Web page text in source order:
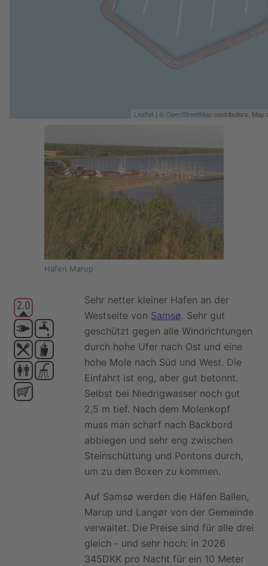
Leaflet | ©OpenStreetMapcontributors,
Hafen Marup
Sehr netter kleiner Hafen an der
Westseite von Samsø. Sehr gut
geschützt gegen alle Windrichtungen
durch hohe Ufer nach Ost und eine
hohe Mole nach Süd und West. Die
Einfahrt ist eng, aber gut betonnt.
Selbst bei Niedrigwasser noch gut
2,5 m tief. Nach dem Molenkopf
muss man scharf nach Backbord
abbiegen und sehr eng zwischen
Steinschüttung und Pontons durch,
um zu den Boxen zu kommen.
Auf Samsø werden die Häfen Ballen,
Marup und Langør von der Gemeinde
verwaltet. Die Preise sind für alle drei
gleich - und sehr hoch: in 2026
345DKK pro Nacht für ein 10 Meter